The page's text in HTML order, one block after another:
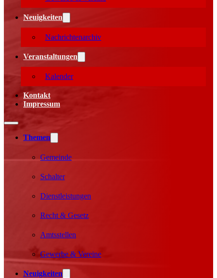
Neuigkeiten
Nachrichtenarchiv
Veranstaltungen
Kalender
Kontakt
Impressum
Themen
Gemeinde
Schalter
Dienstleistungen
Recht & Gesetz
Amtsstellen
Gewerbe & Vereine
Neuigkeiten